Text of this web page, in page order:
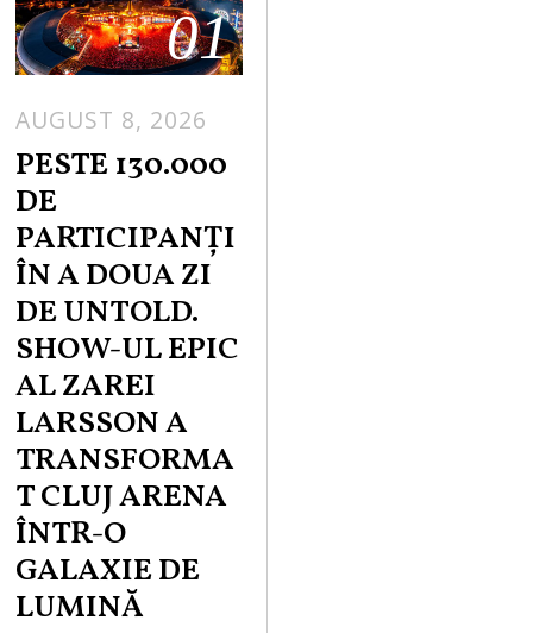
01
AUGUST 8, 2026
PESTE 130.000
DE
PARTICIPANȚI
ÎN A DOUA ZI
DE UNTOLD.
SHOW-UL EPIC
AL ZAREI
LARSSON A
TRANSFORMA
T CLUJ ARENA
ÎNTR-O
GALAXIE DE
LUMINĂ